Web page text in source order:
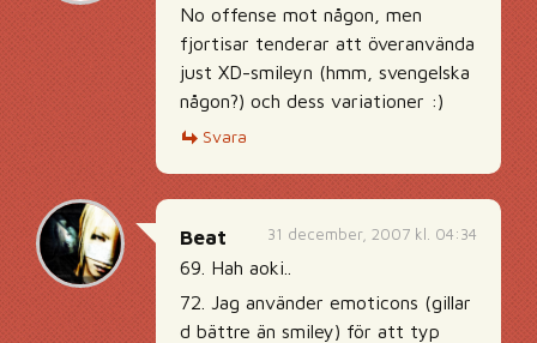
No offense mot någon, men
fjortisar tenderar att överanvända
just XD-smileyn (hmm, svengelska
någon?) och dess variationer :)
Svara
31 december, 2007 kl. 04:34
Beat
69. Hah aoki..
72. Jag använder emoticons (gillar
d bättre än smiley) för att typ